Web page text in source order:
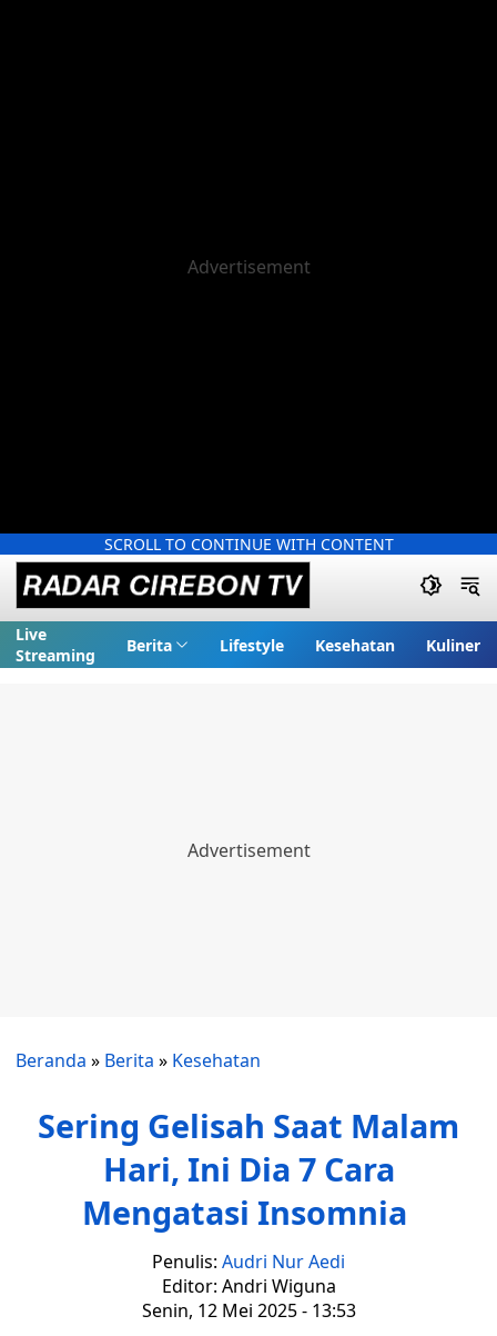
SCROLL TO CONTINUE WITH CONTENT
Live
Streaming
Berita Lifestyle Kesehatan Kuliner
Beranda » Berita » Kesehatan
Sering Gelisah Saat Malam
Hari, Ini Dia 7 Cara
Mengatasi Insomnia
Penulis: Audri Nur Aedi
Editor: Andri Wiguna
Senin, 12 Mei 2025 - 13:53